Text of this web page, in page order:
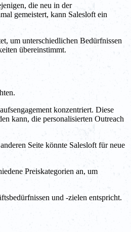
die neu in der
gemeistert, kann Salesloft ein
um unterschiedlichen Bedürfnissen
übereinstimmt.
konzentriert. Diese
kann, die personalisierten Outreach
Seite könnte Salesloft für neue
Preiskategorien an, um
und -zielen entspricht.